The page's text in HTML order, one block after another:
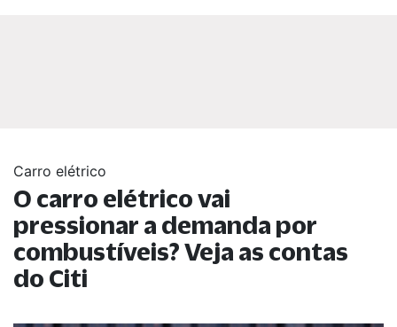
Carro elétrico
O carro elétrico vai
pressionar a demanda por
combustíveis? Veja as contas
do Citi